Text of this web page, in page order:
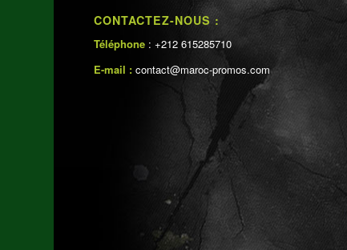
CONTACTEZ-NOUS :
Téléphone : +212 615285710
E-mail : contact@maroc-promos.com